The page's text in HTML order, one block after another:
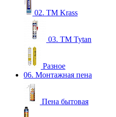
02. ТМ Krass
03. ТМ Tytan
Разное
06. Монтажная пена
Пена бытовая